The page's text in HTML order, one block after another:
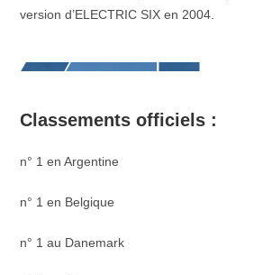
version d’ELECTRIC SIX en 2004.
Classements officiels :
n° 1 en Argentine
n° 1 en Belgique
n° 1 au Danemark